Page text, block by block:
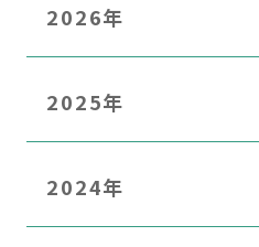
2026年
2025年
2024年